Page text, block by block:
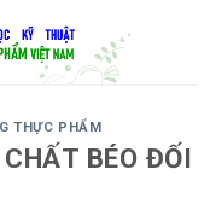
THỰC PHẨM
BÉO ĐỐI